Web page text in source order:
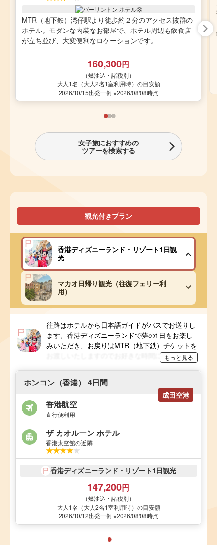
MTR（地下鉄）湾仔駅より徒歩約２分のアクセス抜群の
ホテル。モダンな内装なお部屋で、ホテル周辺も飲食店
が立ち並び、大変便利なロケーションです。
160,300円
（燃油込・諸税別）
大人1名（大人2名1室利用時）の目安額
2026/10/15出発一例 ※2026/08/08時点
女子旅におすすめの
ツアーを検索する
観光付きプラン
香港ディズニーランド・リゾート1日観
光
マカオ日帰り観光（往復フェリー利
用）
往路はホテルから日本語ガイドがバスでお送りし
ます。香港ディズニーランドで夢の1日をお楽し
みいただき、お戻りはMTR（地下鉄）チケットを
お渡しいたしますのでお好きな時間にお帰りくだ
さい。ガイドは園内には入場いたしません。Use
Kong Disneyland under its agreement with
CREAIVE CHINA HOLIDAY TOUR LIMITED
もっと見る
ホンコン（香港） 4日間
成田空港
香港航空
直行便利用
ザ カオルーン ホテル
香港太空館の近隣
香港ディズニーランド・リゾート1日観光
147,200円
（燃油込・諸税別）
大人1名（大人2名1室利用時）の目安額
2026/10/12出発一例 ※2026/08/08時点